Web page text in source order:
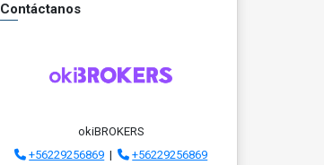
Contáctanos
okiBROKERS
+56229256869 |
+56229256869